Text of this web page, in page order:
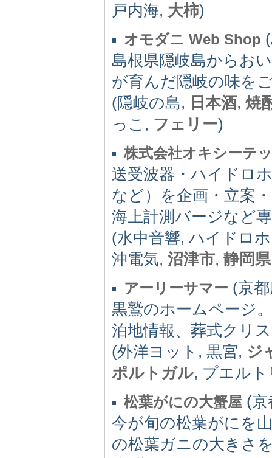
戸内海, 大柿)
オモダニ Web Shop
島根県隠岐島からお
が育んだ隠岐の味を
(隠岐の島, 日本酒, 焼
っこ, フェリー)
株式会社オキシーテ
送受波器・ハイドロ
など）を企画・立案
海上計測バージなど
(水中音響, ハイドロ
沖電気, 沼津市, 静岡県
アーリーサマー (京
黒鷲のホームページ
泊地情報、葬式クリ
(外洋ヨット, 黒宮, ジ
ポルトガル, プエルト
松葉がにの大蟹屋 (京
今が旬の松葉がにを
の松葉ガニの大きさ